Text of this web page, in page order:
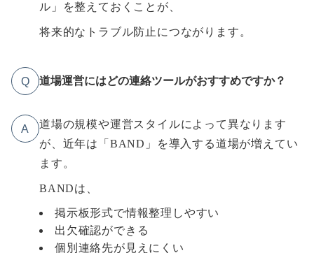
ル」を整えておくことが、
将来的なトラブル防止につながります。
Q 道場運営にはどの連絡ツールがおすすめですか？
A
道場の規模や運営スタイルによって異なります
が、近年は「BAND」を導入する道場が増えてい
ます。
BANDは、
掲示板形式で情報整理しやすい
出欠確認ができる
個別連絡先が見えにくい